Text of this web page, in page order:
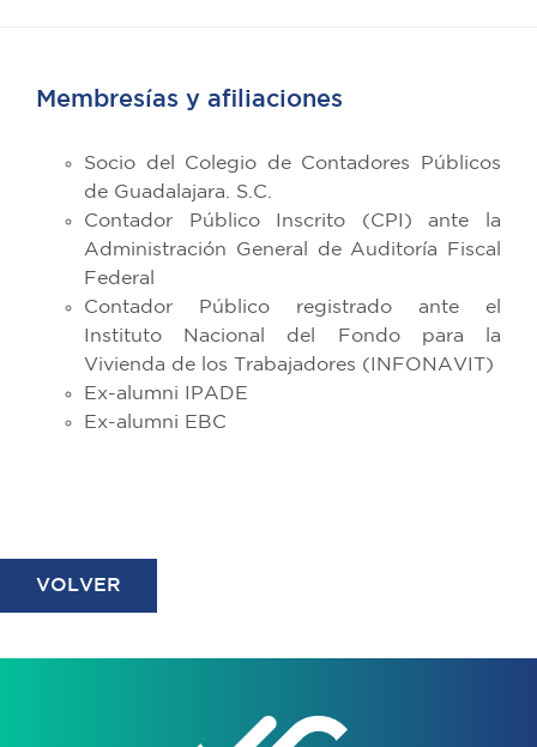
Membresías y afiliaciones
Socio del Colegio de Contadores Públicos
de Guadalajara. S.C.
Contador Público Inscrito (CPI) ante la
Administración General de Auditoría Fiscal
Federal
Contador Público registrado ante el
Instituto Nacional del Fondo para la
Vivienda de los Trabajadores (INFONAVIT)
Ex-alumni IPADE
Ex-alumni EBC
VOLVER